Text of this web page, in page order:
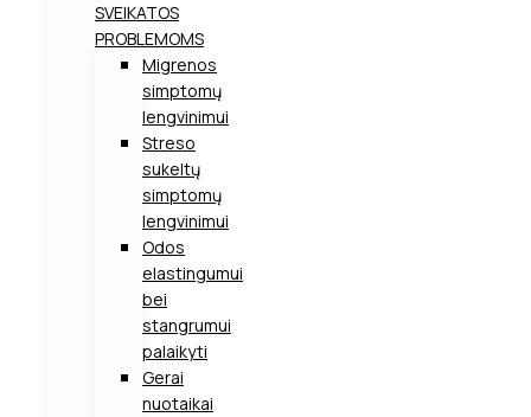
SVEIKATOS
PROBLEMOMS
Migrenos
simptomų
lengvinimui
Streso
sukeltų
simptomų
lengvinimui
Odos
elastingumui
bei
stangrumui
palaikyti
Gerai
nuotaikai